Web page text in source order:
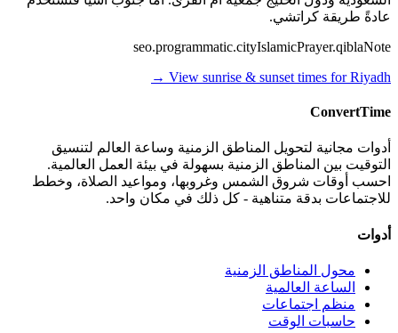
عادةً طريقة كراتشي.
seo.programmatic.cityIslamicPrayer.qiblaNote
View sunrise & sunset times forRiyadh
→
ConvertTime
أدوات مجانية لتحويل المناطق الزمنية وساعة العالم لتنسيق
التوقيت بين المناطق الزمنية بسهولة في بيئة العمل العالمية.
احسب أوقات شروق الشمس وغروبها، ومواعيد الصلاة، وخطط
للاجتماعات بدقة متناهية - كل ذلك في مكان واحد.
أدوات
محول المناطق الزمنية
الساعة العالمية
منظم اجتماعات
حاسبات الوقت